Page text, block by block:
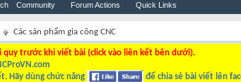
Community Forum Actions Quick Links
Các sản phẩm gia công CNC
quy trước khi viết bài (click vào liên kết bên dưới).
Hãy dùng chức năng để chia sẻ bài viết lên